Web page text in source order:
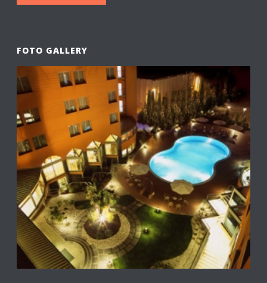
FOTO GALLERY